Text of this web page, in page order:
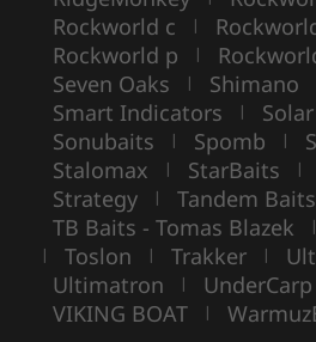
Rockworld c |
Rockworld p |
Seven Oaks | Shimano
Smart Indicators | Solar
Sonubaits | Spomb |
Stalomax | StarBaits |
Strategy | Tandem Baits
TB Baits - Tomas Blazek |
| Toslon | Trakker |
Ultimatron | UnderCarp
VIKING BOAT |